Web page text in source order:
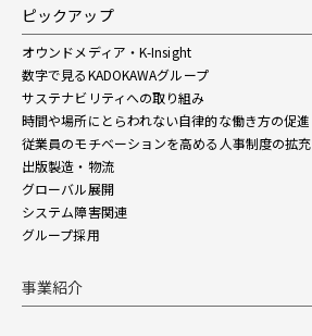
ピックアップ
オウンドメディア・K-Insight
数字で見るKADOKAWAグループ
サステナビリティへの取り組み
時間や場所にとらわれない自律的な働き方の促進
従業員のモチベーションを高める人事制度の拡充
出版製造・物流
グローバル展開
システム障害関連
グループ採用
事業紹介